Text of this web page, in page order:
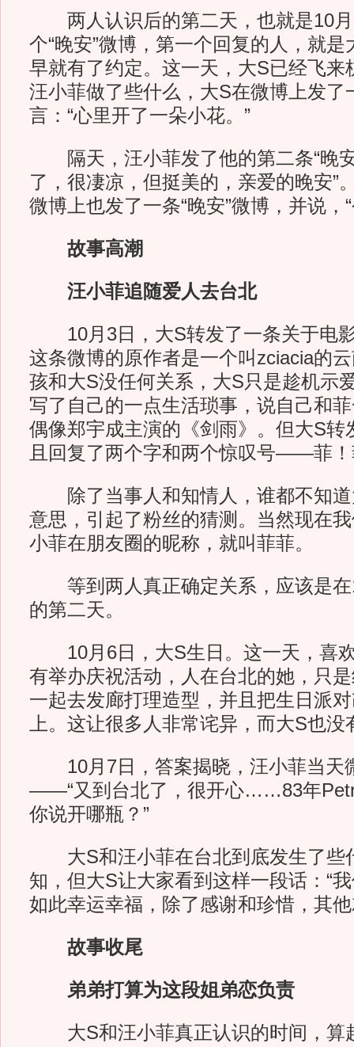
两人认识后的第二天，也就是10月
个“晚安”微博，第一个回复的人，就
早就有了约定。这一天，大S已经飞来
汪小菲做了些什么，大S在微博上发了
言：“心里开了一朵小花。”
隔天，汪小菲发了他的第二条“晚安
了，很凄凉，但挺美的，亲爱的晚安”
微博上也发了一条“晚安”微博，并说，
故事高潮
汪小菲追随爱人去台北
10月3日，大S转发了一条关于电
这条微博的原作者是一个叫zciacia的
孩和大S没任何关系，大S只是趁机示
写了自己的一点生活琐事，说自己和
偶像郑宇成主演的《剑雨》。但大S转
且回复了两个字和两个惊叹号——菲
除了当事人和知情人，谁都不知道
意思，引起了粉丝的猜测。当然现在
小菲在朋友圈的昵称，就叫菲菲。
等到两人真正确定关系，应该是在
的第二天。
10月6日，大S生日。这一天，喜
有举办庆祝活动，人在台北的她，只
一起去发廊打理造型，并且把生日派
上。这让很多人非常诧异，而大S也没
10月7日，答案揭晓，汪小菲当天
——“又到台北了，很开心……83年
你说开哪瓶？”
大S和汪小菲在台北到底发生了些
知，但大S让大家看到这样一段话：“
如此幸运幸福，除了感谢和珍惜，其
故事收尾
弟弟打算为这段姐弟恋负责
大S和汪小菲真正认识的时间，算